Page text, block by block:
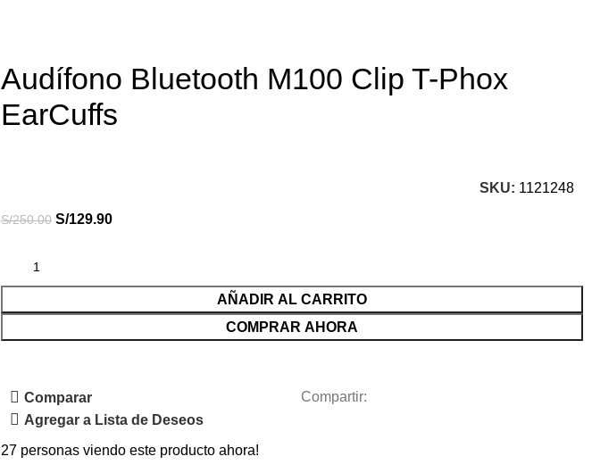
Audífono Bluetooth M100 Clip T-Phox
EarCuffs
SKU: 1121248
S/250.00 S/129.90
AÑADIR AL CARRITO
COMPRAR AHORA
Comparar
Agregar a Lista de Deseos
Compartir:
27 personas viendo este producto ahora!